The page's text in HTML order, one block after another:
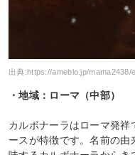
出典:https://ameblo.jp/mama2438/
・地域：ローマ（中部）
カルボナーラはローマ発祥
ースが特徴です。名前の